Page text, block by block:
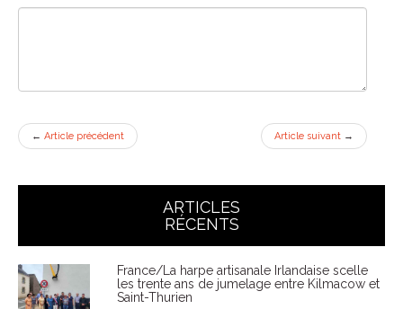
← Article précédent Article suivant →
ARTICLES
RÉCENTS
France/La harpe artisanale Irlandaise scelle
les trente ans de jumelage entre Kilmacow et
Saint-Thurien